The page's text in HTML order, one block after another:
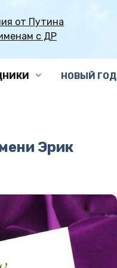
от Путина
с ДР
НОВЫЙ ГОД
Эрик